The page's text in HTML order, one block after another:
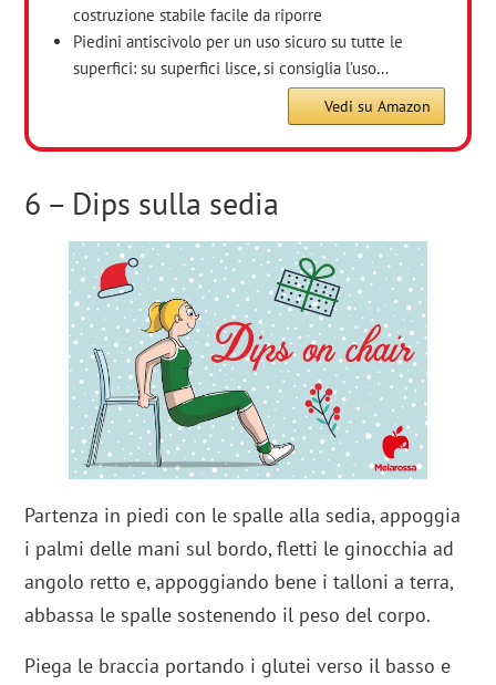
costruzione stabile facile da riporre
Piedini antiscivolo per un uso sicuro su tutte le
superfici: su superfici lisce, si consiglia l’uso…
Vedi su Amazon
6 – Dips sulla sedia
Partenza in piedi con le spalle alla sedia, appoggia
i palmi delle mani sul bordo, fletti le ginocchia ad
angolo retto e, appoggiando bene i talloni a terra,
abbassa le spalle sostenendo il peso del corpo.
Piega le braccia portando i glutei verso il basso e